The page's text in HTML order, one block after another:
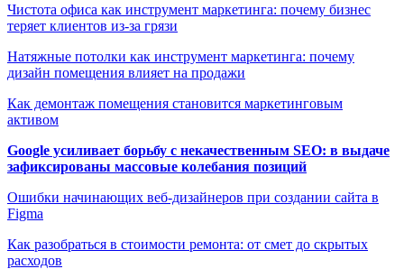
Чистота офиса как инструмент маркетинга: почему бизнес
теряет клиентов из-за грязи
Натяжные потолки как инструмент маркетинга: почему
дизайн помещения влияет на продажи
Как демонтаж помещения становится маркетинговым
активом
Google усиливает борьбу с некачественным SEO: в выдаче
зафиксированы массовые колебания позиций
Ошибки начинающих веб-дизайнеров при создании сайта в
Figma
Как разобраться в стоимости ремонта: от смет до скрытых
расходов